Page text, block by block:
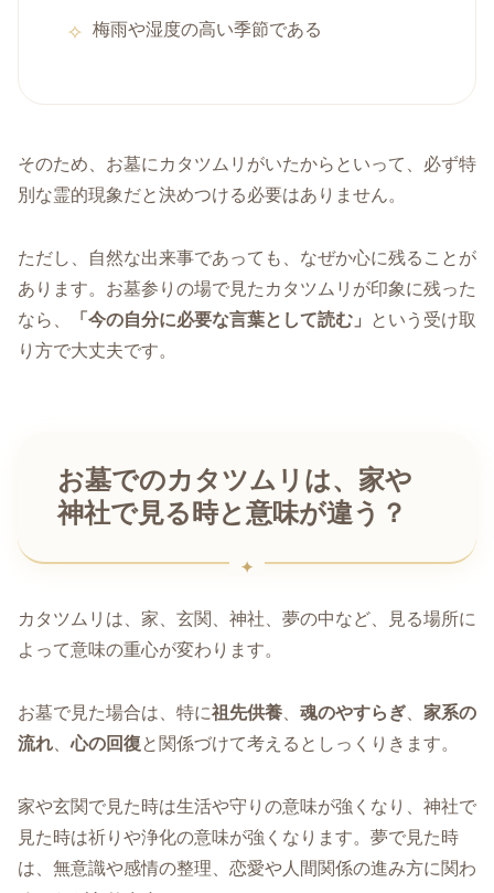
梅雨や湿度の高い季節である
そのため、お墓にカタツムリがいたからといって、必ず特
別な霊的現象だと決めつける必要はありません。
ただし、自然な出来事であっても、なぜか心に残ることが
あります。お墓参りの場で見たカタツムリが印象に残った
なら、
「今の自分に必要な言葉として読む」
という受け取
り方で大丈夫です。
お墓でのカタツムリは、家や
神社で見る時と意味が違う？
カタツムリは、家、玄関、神社、夢の中など、見る場所に
よって意味の重心が変わります。
お墓で見た場合は、特に祖先供養 魂のやすらぎ
家系の
流れ 、心の回復と関係づけて考えるとしっくりきます。
家や玄関で見た時は生活や守りの意味が強くなり、神社で
見た時は祈りや浄化の意味が強くなります。夢で見た時
は、無意識や感情の整理、恋愛や人間関係の進み方に関わ